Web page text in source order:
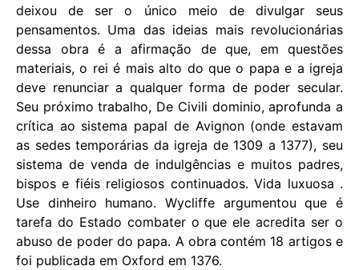
deixou de ser o único meio de divulgar seus
pensamentos. Uma das ideias mais revolucionárias
dessa obra é a afirmação de que, em questões
materiais, o rei é mais alto do que o papa e a igreja
deve renunciar a qualquer forma de poder secular.
Seu próximo trabalho, De Civili dominio, aprofunda a
crítica ao sistema papal de Avignon (onde estavam
as sedes temporárias da igreja de 1309 a 1377), seu
sistema de venda de indulgências e muitos padres,
bispos e fiéis religiosos continuados. Vida luxuosa .
Use dinheiro humano. Wycliffe argumentou que é
tarefa do Estado combater o que ele acredita ser o
abuso de poder do papa. A obra contém 18 artigos e
foi publicada em Oxford em 1376.